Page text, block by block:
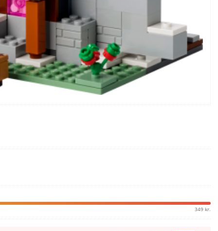
349 kr.